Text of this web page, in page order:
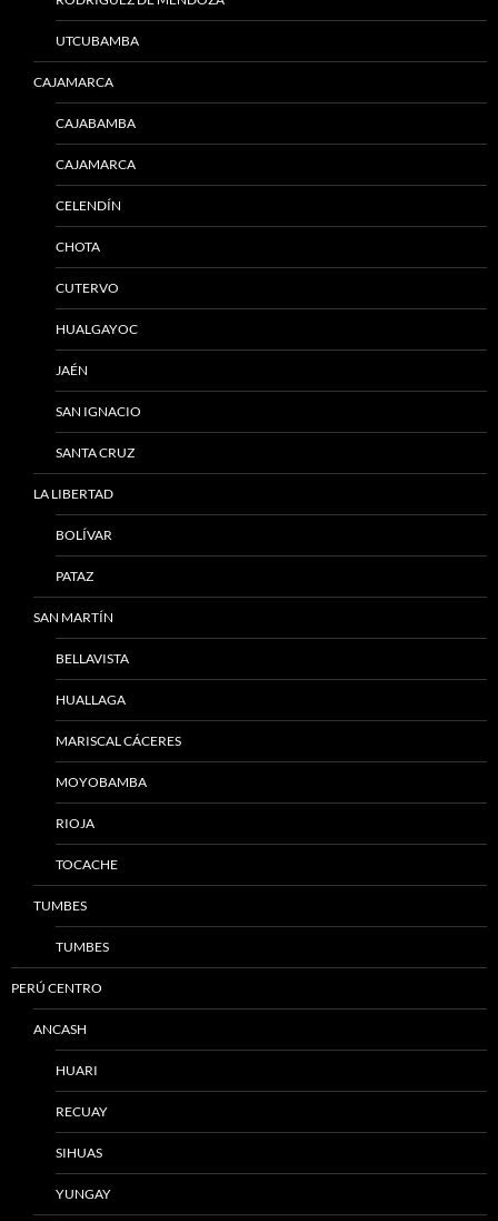
UTCUBAMBA
CAJAMARCA
CAJABAMBA
CAJAMARCA
CELENDÍN
CHOTA
CUTERVO
HUALGAYOC
JAÉN
SAN IGNACIO
SANTA CRUZ
LA LIBERTAD
BOLÍVAR
PATAZ
SAN MARTÍN
BELLAVISTA
HUALLAGA
MARISCAL CÁCERES
MOYOBAMBA
RIOJA
TOCACHE
TUMBES
TUMBES
PERÚ CENTRO
ANCASH
HUARI
RECUAY
SIHUAS
YUNGAY